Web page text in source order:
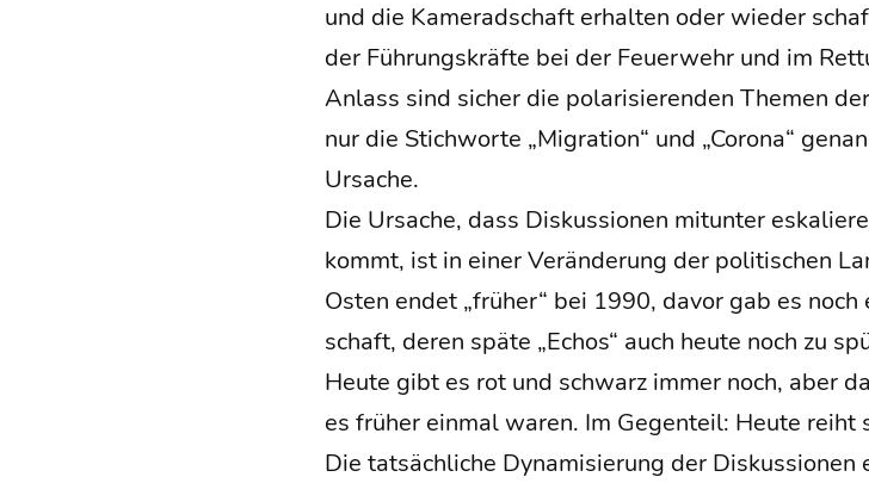
und die Kame­rad­schaft erhal­ten oder wie­der
der Füh­rungs­kräf­te bei der Feu­er­wehr und im
Anlass sind sicher die pola­ri­sie­ren­den The­men
nur die Stich­wor­te „Migra­ti­on“ und „Coro­na“
Ursache.
Die Ursa­che, dass Dis­kus­sio­nen mit­un­ter
kommt, ist in einer Ver­än­de­rung der poli­ti­schen
Osten endet „frü­her“ bei 1990, davor gab es
schaft, deren spä­te „Echos“ auch heu­te noch zu
Heu­te gibt es rot und schwarz immer noch, aber
es frü­her ein­mal waren. Im Gegen­teil: Heu­te reiht
Die tat­säch­li­che Dyna­mi­sie­rung der